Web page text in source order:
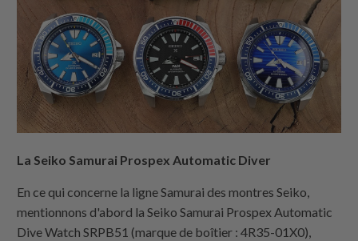
La Seiko Samurai Prospex Automatic Diver
En ce qui concerne la ligne Samurai des montres Seiko,
mentionnons d'abord la Seiko Samurai Prospex Automatic
Dive Watch SRPB51 (marque de boîtier : 4R35-01X0),